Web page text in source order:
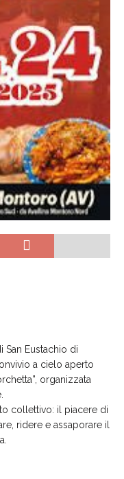
San Eustachio di
a cielo aperto
organizzata
collettivo: il piacere di
ridere e assaporare il